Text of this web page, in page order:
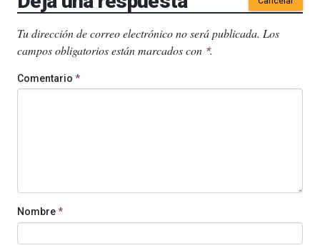
Tu dirección de correo electrónico no será publicada. Los
campos obligatorios están marcados con *.
Comentario *
Nombre*